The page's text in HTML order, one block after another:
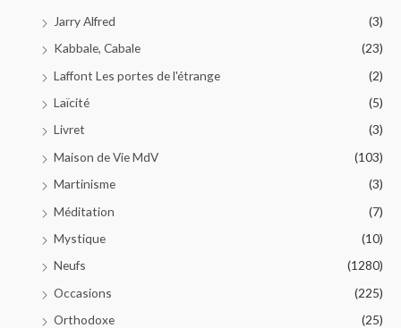
Jarry Alfred
(3)
Kabbale, Cabale
(23)
Laffont Les portes de l'étrange
(2)
Laïcité
(5)
Livret
(3)
Maison de Vie MdV
(103)
Martinisme
(3)
Méditation
(7)
Mystique
(10)
Neufs
(1280)
Occasions
(225)
Orthodoxe
(25)